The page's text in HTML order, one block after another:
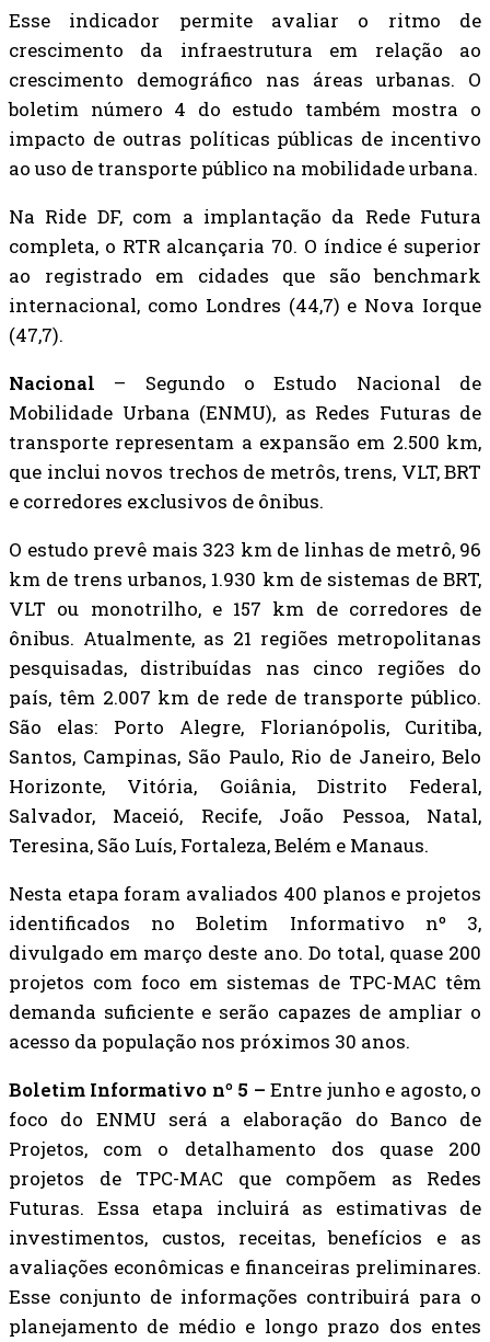
Esse indicador permite avaliar o ritmo de
crescimento da infraestrutura em relação ao
crescimento demográfico nas áreas urbanas. O
boletim número 4 do estudo também mostra o
impacto de outras políticas públicas de incentivo
ao uso de transporte público na mobilidade urbana.
Na Ride DF, com a implantação da Rede Futura
completa, o RTR alcançaria 70. O índice é superior
ao registrado em cidades que são benchmark
internacional, como Londres (44,7) e Nova Iorque
(47,7).
Nacional – Segundo o Estudo Nacional de
Mobilidade Urbana (ENMU), as Redes Futuras de
transporte representam a expansão em 2.500 km,
que inclui novos trechos de metrôs, trens, VLT, BRT
e corredores exclusivos de ônibus.
O estudo prevê mais 323 km de linhas de metrô, 96
km de trens urbanos, 1.930 km de sistemas de BRT,
VLT ou monotrilho, e 157 km de corredores de
ônibus. Atualmente, as 21 regiões metropolitanas
pesquisadas, distribuídas nas cinco regiões do
país, têm 2.007 km de rede de transporte público.
São elas: Porto Alegre, Florianópolis, Curitiba,
Santos, Campinas, São Paulo, Rio de Janeiro, Belo
Horizonte, Vitória, Goiânia, Distrito Federal,
Salvador, Maceió, Recife, João Pessoa, Natal,
Teresina, São Luís, Fortaleza, Belém e Manaus.
Nesta etapa foram avaliados 400 planos e projetos
identificados no Boletim Informativo nº 3,
divulgado em março deste ano. Do total, quase 200
projetos com foco em sistemas de TPC-MAC têm
demanda suficiente e serão capazes de ampliar o
acesso da população nos próximos 30 anos.
Boletim Informativo nº 5 –Entre junho e agosto, o
foco do ENMU será a elaboração do Banco de
Projetos, com o detalhamento dos quase 200
projetos de TPC-MAC que compõem as Redes
Futuras. Essa etapa incluirá as estimativas de
investimentos, custos, receitas, benefícios e as
avaliações econômicas e financeiras preliminares.
Esse conjunto de informações contribuirá para o
planejamento de médio e longo prazo dos entes